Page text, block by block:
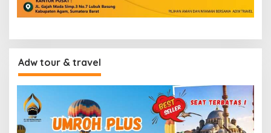
Adw tour & travel